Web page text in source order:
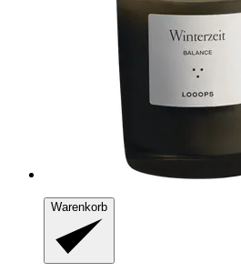
Warenkorb